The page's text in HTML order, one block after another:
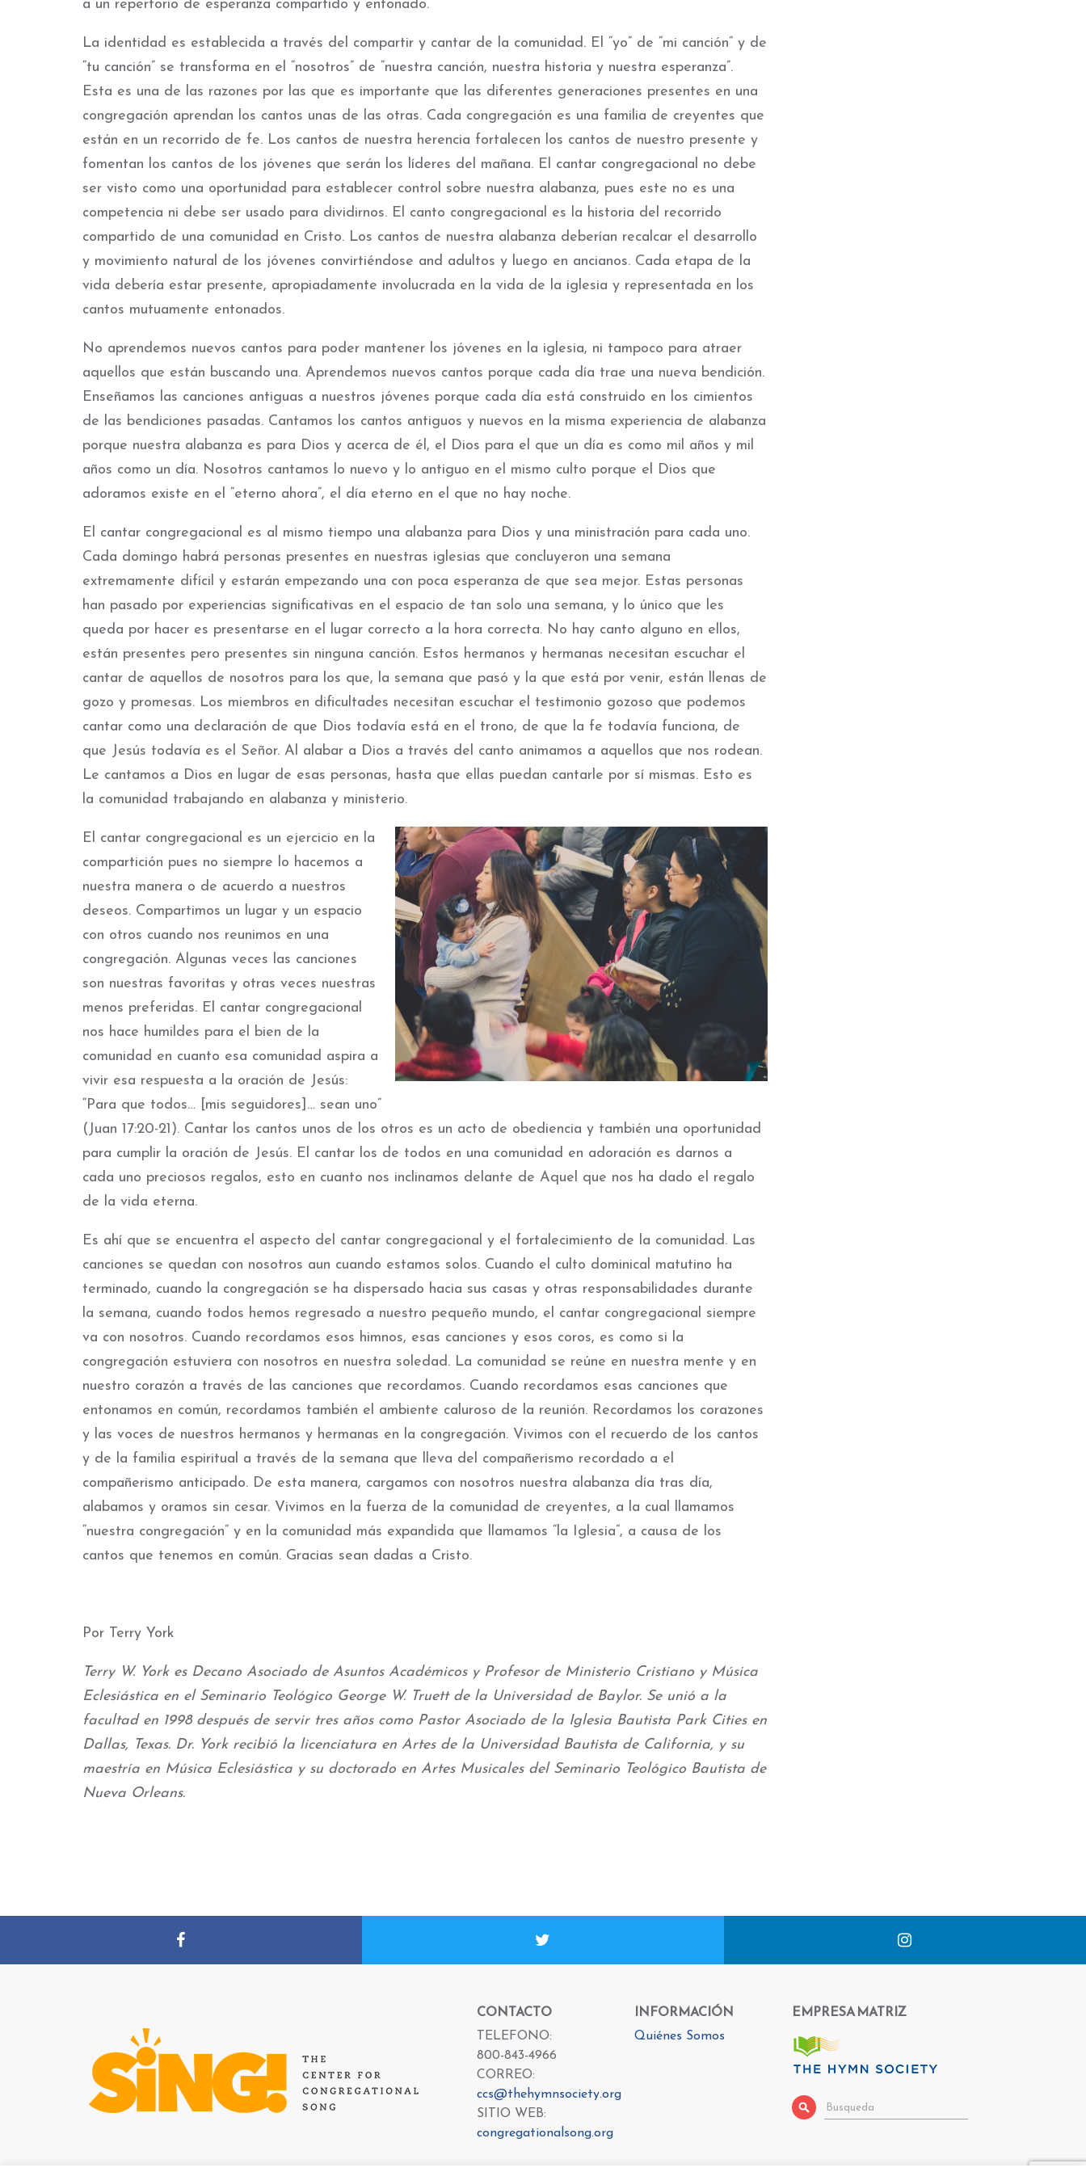
a un repertorio de esperanza compartido y entonado.
La identidad es establecida a través del compartir y cantar de la comunidad. El “yo” de “mi canción” y de
“tu canción” se transforma en el “nosotros” de “nuestra canción, nuestra historia y nuestra esperanza”.
Esta es una de las razones por las que es importante que las diferentes generaciones presentes en una
congregación aprendan los cantos unas de las otras. Cada congregación es una familia de creyentes que
están en un recorrido de fe. Los cantos de nuestra herencia fortalecen los cantos de nuestro presente y
fomentan los cantos de los jóvenes que serán los líderes del mañana. El cantar congregacional no debe
ser visto como una oportunidad para establecer control sobre nuestra alabanza, pues este no es una
competencia ni debe ser usado para dividirnos. El canto congregacional es la historia del recorrido
compartido de una comunidad en Cristo. Los cantos de nuestra alabanza deberían recalcar el desarrollo
y movimiento natural de los jóvenes convirtiéndose and adultos y luego en ancianos. Cada etapa de la
vida debería estar presente, apropiadamente involucrada en la vida de la iglesia y representada en los
cantos mutuamente entonados.
No aprendemos nuevos cantos para poder mantener los jóvenes en la iglesia, ni tampoco para atraer
aquellos que están buscando una. Aprendemos nuevos cantos porque cada día trae una nueva bendición.
Enseñamos las canciones antiguas a nuestros jóvenes porque cada día está construido en los cimientos
de las bendiciones pasadas. Cantamos los cantos antiguos y nuevos en la misma experiencia de alabanza
porque nuestra alabanza es para Dios y acerca de él, el Dios para el que un día es como mil años y mil
años como un día. Nosotros cantamos lo nuevo y lo antiguo en el mismo culto porque el Dios que
adoramos existe en el “eterno ahora”, el día eterno en el que no hay noche.
El cantar congregacional es al mismo tiempo una alabanza para Dios y una ministración para cada uno.
Cada domingo habrá personas presentes en nuestras iglesias que concluyeron una semana
extremamente difícil y estarán empezando una con poca esperanza de que sea mejor. Estas personas
han pasado por experiencias significativas en el espacio de tan solo una semana, y lo único que les
queda por hacer es presentarse en el lugar correcto a la hora correcta. No hay canto alguno en ellos,
están presentes pero presentes sin ninguna canción. Estos hermanos y hermanas necesitan escuchar el
cantar de aquellos de nosotros para los que, la semana que pasó y la que está por venir, están llenas de
gozo y promesas. Los miembros en dificultades necesitan escuchar el testimonio gozoso que podemos
cantar como una declaración de que Dios todavía está en el trono, de que la fe todavía funciona, de
que Jesús todavía es el Señor. Al alabar a Dios a través del canto animamos a aquellos que nos rodean.
Le cantamos a Dios en lugar de esas personas, hasta que ellas puedan cantarle por sí mismas. Esto es
la comunidad trabajando en alabanza y ministerio.
El cantar congregacional es un ejercicio en la
compartición pues no siempre lo hacemos a
nuestra manera o de acuerdo a nuestros
deseos. Compartimos un lugar y un espacio
con otros cuando nos reunimos en una
congregación. Algunas veces las canciones
son nuestras favoritas y otras veces nuestras
menos preferidas. El cantar congregacional
nos hace humildes para el bien de la
comunidad en cuanto esa comunidad aspira a
vivir esa respuesta a la oración de Jesús:
“Para que todos… [mis seguidores]… sean uno”
(Juan 17:20-21). Cantar los cantos unos de los otros es un acto de obediencia y también una oportunidad
para cumplir la oración de Jesús. El cantar los de todos en una comunidad en adoración es darnos a
cada uno preciosos regalos, esto en cuanto nos inclinamos delante de Aquel que nos ha dado el regalo
de la vida eterna.
Es ahí que se encuentra el aspecto del cantar congregacional y el fortalecimiento de la comunidad. Las
canciones se quedan con nosotros aun cuando estamos solos. Cuando el culto dominical matutino ha
terminado, cuando la congregación se ha dispersado hacia sus casas y otras responsabilidades durante
la semana, cuando todos hemos regresado a nuestro pequeño mundo, el cantar congregacional siempre
va con nosotros. Cuando recordamos esos himnos, esas canciones y esos coros, es como si la
congregación estuviera con nosotros en nuestra soledad. La comunidad se reúne en nuestra mente y en
nuestro corazón a través de las canciones que recordamos. Cuando recordamos esas canciones que
entonamos en común, recordamos también el ambiente caluroso de la reunión. Recordamos los corazones
y las voces de nuestros hermanos y hermanas en la congregación. Vivimos con el recuerdo de los cantos
y de la familia espiritual a través de la semana que lleva del compañerismo recordado a el
compañerismo anticipado. De esta manera, cargamos con nosotros nuestra alabanza día tras día,
alabamos y oramos sin cesar. Vivimos en la fuerza de la comunidad de creyentes, a la cual llamamos
“nuestra congregación” y en la comunidad más expandida que llamamos “la Iglesia”, a causa de los
cantos que tenemos en común. Gracias sean dadas a Cristo.
Por Terry York
Terry W. York es Decano Asociado de Asuntos Académicos y Profesor de Ministerio Cristiano y Música
Eclesiástica en el Seminario Teológico George W. Truett de la Universidad de Baylor. Se unió a la
facultad en 1998 después de servir tres años como Pastor Asociado de la Iglesia Bautista Park Cities en
Dallas, Texas. Dr. York recibió la licenciatura en Artes de la Universidad Bautista de California, y su
maestría en Música Eclesiástica y su doctorado en Artes Musicales del Seminario Teológico Bautista de
Nueva Orleans.
CONTACTO
TELEFONO:
800-843-4966
CORREO:
ccs@thehymnsociety.org
SITIO WEB:
congregationalsong.org
INFORMACIÓN
Quiénes Somos
EMPRESA MATRIZ